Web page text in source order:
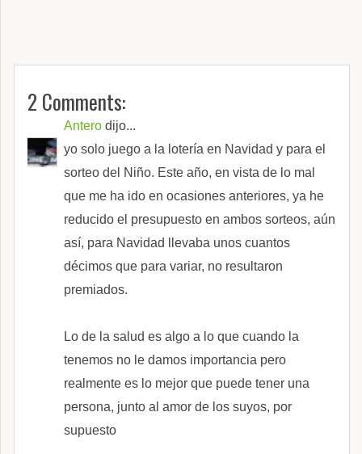
2 Comments:
Antero dijo...
yo solo juego a la lotería en Navidad y para el
sorteo del Niño. Este año, en vista de lo mal
que me ha ido en ocasiones anteriores, ya he
reducido el presupuesto en ambos sorteos, aún
así, para Navidad llevaba unos cuantos
décimos que para variar, no resultaron
premiados.
Lo de la salud es algo a lo que cuando la
tenemos no le damos importancia pero
realmente es lo mejor que puede tener una
persona, junto al amor de los suyos, por
supuesto